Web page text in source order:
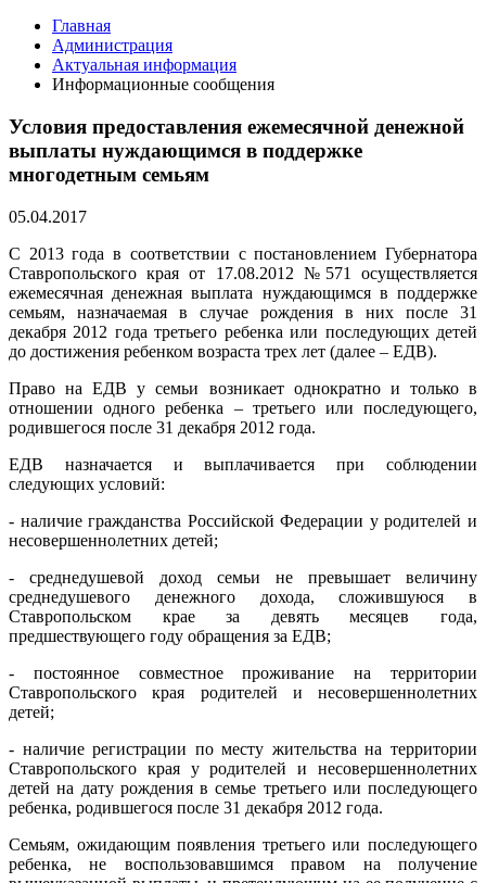
Главная
Администрация
Актуальная информация
Информационные сообщения
Условия предоставления ежемесячной денежной
выплаты нуждающимся в поддержке
многодетным семьям
05.04.2017
С 2013 года в соответствии с постановлением Губернатора
Ставропольского края от 17.08.2012 №571 осуществляется
ежемесячная денежная выплата нуждающимся в поддержке
семьям, назначаемая в случае рождения в них после 31
декабря 2012 года третьего ребенка или последующих детей
до достижения ребенком возраста трех лет (далее – ЕДВ).
Право на ЕДВ у семьи возникает однократно и только в
отношении одного ребенка – третьего или последующего,
родившегося после 31 декабря 2012 года.
ЕДВ назначается и выплачивается при соблюдении
следующих условий:
- наличие гражданства Российской Федерации у родителей и
несовершеннолетних детей;
- среднедушевой доход семьи не превышает величину
среднедушевого денежного дохода, сложившуюся в
Ставропольском крае за девять месяцев года,
предшествующего году обращения за ЕДВ;
- постоянное совместное проживание на территории
Ставропольского края родителей и несовершеннолетних
детей;
- наличие регистрации по месту жительства на территории
Ставропольского края у родителей и несовершеннолетних
детей на дату рождения в семье третьего или последующего
ребенка, родившегося после 31 декабря 2012 года.
Семьям, ожидающим появления третьего или последующего
ребенка, не воспользовавшимся правом на получение